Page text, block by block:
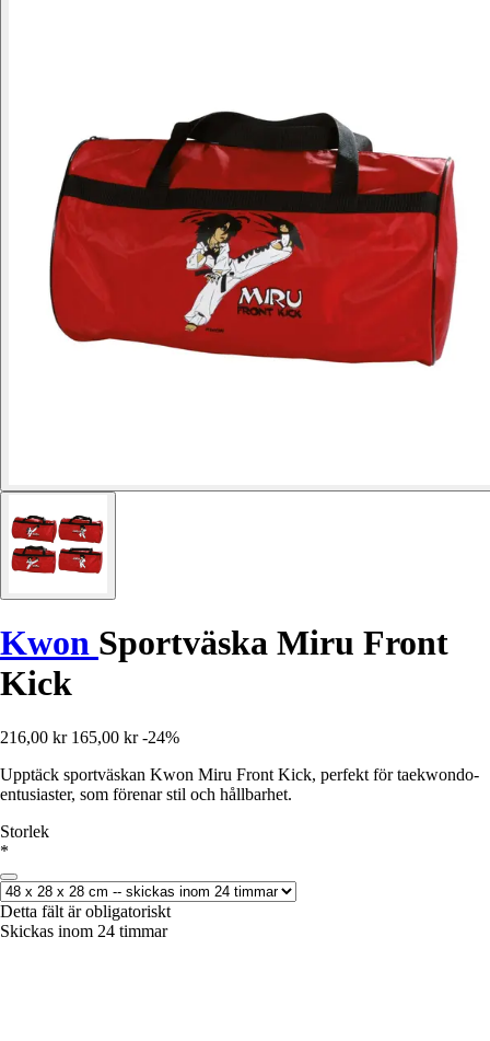
Kwon Sportväska Miru Front
Kick
216,00 kr 165,00 kr -24%
Upptäck sportväskan Kwon Miru Front Kick, perfekt för taekwondo-
entusiaster, som förenar stil och hållbarhet.
Storlek
*
Detta fält är obligatoriskt
Skickas inom 24 timmar